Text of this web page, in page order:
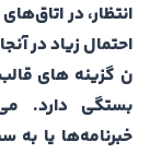
انتظار، در
احتمال زیاد در
ن گزینه های
بستگی دارد.
خبرنامه‌ها یا به